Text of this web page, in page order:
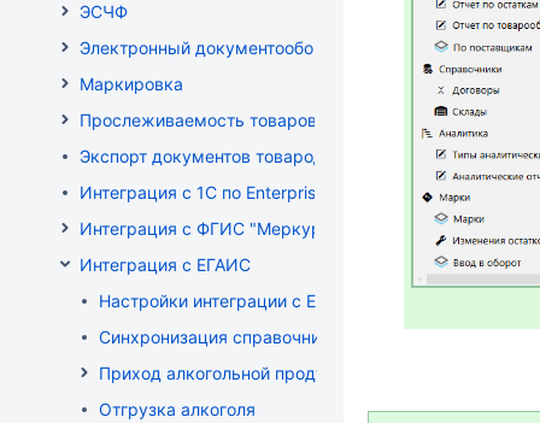
ЭСЧФ
Электронный документооборот (РБ)
Маркировка
Прослеживаемость товаров
Экспорт документов товародвижения
Интеграция с 1С по EnterpriseData
Интеграция с ФГИС "Меркурий"
Интеграция с ЕГАИС
Настройки интеграции с ЕГАИС
Синхронизация справочников
Приход алкогольной продукции
Отгрузка алкоголя